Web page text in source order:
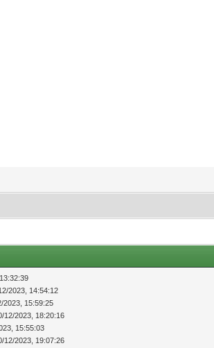
2023, 14:54:12
2023, 15:59:25
12/2023, 18:20:16
15:55:03
12/2023, 19:07:26